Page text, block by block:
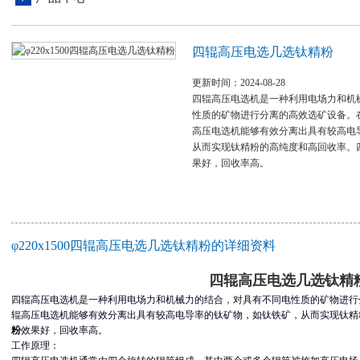
四辊高压电选几选钛精粉
更新时间：2024-08-28
四辊高压电选机是一种利用电场力和
性质的矿物进行分离的高效选矿设备
高压电选机能够有效分离出具有较高
从而实现钛精粉的高纯度和高回收率
果好，回收率高。
φ220x1500四辊高压电选几选钛精粉的详细资料
四辊高压电选几选钛精
四辊高压电选机是一种利用电场力和机械力的结合，对具有不同电性质的矿物进
辊高压电选机能够有效分离出具有较高电导率的钛矿物，如钛铁矿，从而实现钛
粉效果好，回收率高。
工作原理：